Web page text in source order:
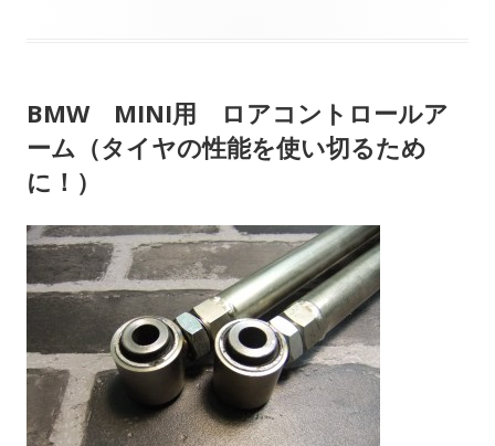
BMW MINI用 ロアコントロールア
ーム（タイヤの性能を使い切るため
に！）